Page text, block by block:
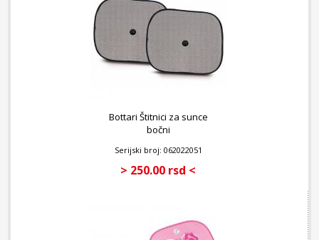
Bottari Štitnici za sunce
bočni
Serijski broj: 062022051
> 250.00 rsd <